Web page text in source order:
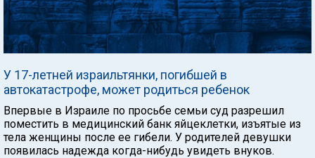
У 17-летней израильтянки, погибшей в
автокатастрофе, может родиться ребенок
Впервые в Израиле по просьбе семьи суд разрешил
поместить в медицинский банк яйцеклетки, изъятые из
тела женщины после ее гибели. У родителей девушки
появилась надежда когда-нибудь увидеть внуков.